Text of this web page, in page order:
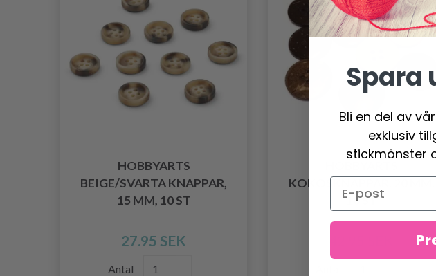
HOBBYARTS
BEIGE/SVARTA KNAPPAR,
15 MM, 10 ST
27.95 SEK
Antal
KOKOSKNAPPAR, 20 MM,
10 ST
Spara
Bli en del av
exklusiv
stickmönster